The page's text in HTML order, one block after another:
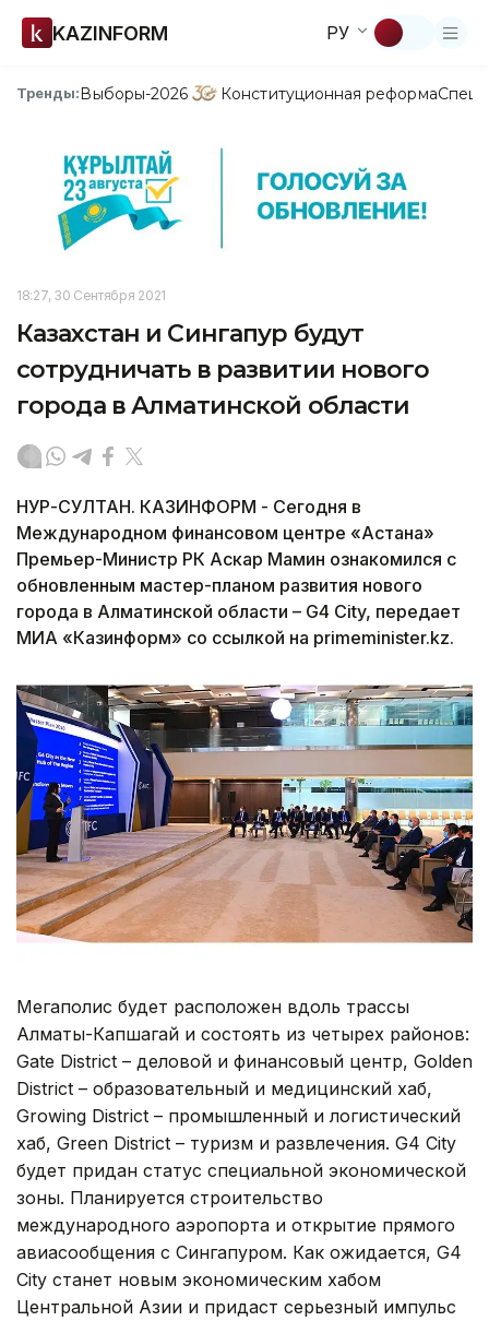
KAZINFORM РУ
Тренды:Выборы-2026 Конституционная реформа
18:27, 30 Сентября 2021
Казахстан и Сингапур будут
сотрудничать в развитии нового
города в Алматинской области
НУР-СУЛТАН. КАЗИНФОРМ - Сегодня в
Международном финансовом центре «Астана»
Премьер-Министр РК Аскар Мамин ознакомился с
обновленным мастер-планом развития нового
города в Алматинской области – G4 City, передает
МИА «Казинформ» со ссылкой на primeminister.kz.
Мегаполис будет расположен вдоль трассы
Алматы-Капшагай и состоять из четырех районов:
Gate District – деловой и финансовый центр, Golden
District – образовательный и медицинский хаб,
Growing District – промышленный и логистический
хаб, Green District – туризм и развлечения. G4 City
будет придан статус специальной экономической
зоны. Планируется строительство
международного аэропорта и открытие прямого
авиасообщения с Сингапуром. Как ожидается, G4
City станет новым экономическим хабом
Центральной Азии и придаст серьезный импульс